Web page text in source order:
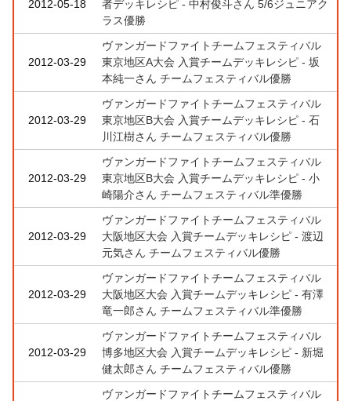
2012-05-18
者デッキレシピ - 中村俊斗さん 5/6ジュニアク
ラス優勝
2012-03-29
ヴァンガードファイトチームフェスティバル
東京地区A大会 入賞チームデッキレシピ - 坂
本純一さん チームフェスティバル優勝
2012-03-29
ヴァンガードファイトチームフェスティバル
東京地区B大会 入賞チームデッキレシピ - 石
川江樹さん チームフェスティバル優勝
2012-03-29
ヴァンガードファイトチームフェスティバル
東京地区B大会 入賞チームデッキレシピ - 小
崎陽介さん チームフェスティバル準優勝
2012-03-29
ヴァンガードファイトチームフェスティバル
大阪地区大会 入賞チームデッキレシピ - 渡辺
元気さん チームフェスティバル優勝
2012-03-29
ヴァンガードファイトチームフェスティバル
大阪地区大会 入賞チームデッキレシピ - 有澤
竜一郎さん チームフェスティバル準優勝
2012-03-29
ヴァンガードファイトチームフェスティバル
博多地区大会 入賞チームデッキレシピ - 新堀
健太郎さん チームフェスティバル優勝
ヴァンガードファイトチームフェスティバル